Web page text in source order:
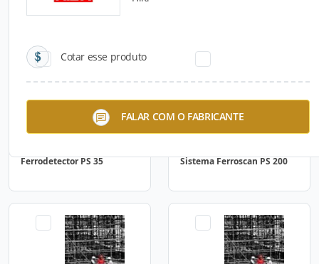
Cotar esse produto
FALAR COM O FABRICANTE
Catálogos para Download
Ferrodetector PS 35 Sistema Ferroscan PS 200